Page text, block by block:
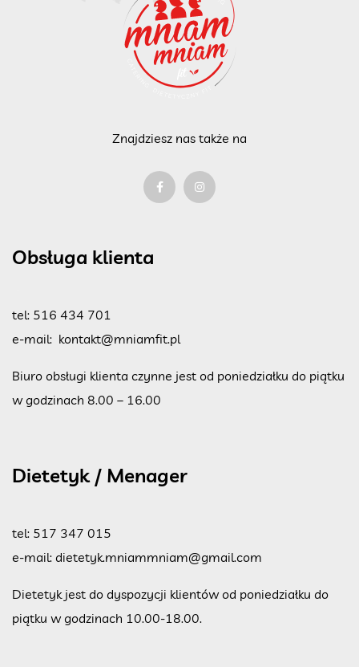
Znajdziesz nas także na
Obsługa klienta
tel: 516 434 701
e-mail: kontakt@mniamfit.pl
Biuro obsługi klienta czynne jest od poniedziałku do piątku
w godzinach 8.00 – 16.00
Dietetyk / Menager
tel: 517 347 015
e-mail: dietetyk.mniammniam@gmail.com
Dietetyk jest do dyspozycji klientów od poniedziałku do
piątku w godzinach 10.00-18.00.